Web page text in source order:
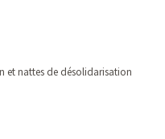
et nattes de désolidarisation